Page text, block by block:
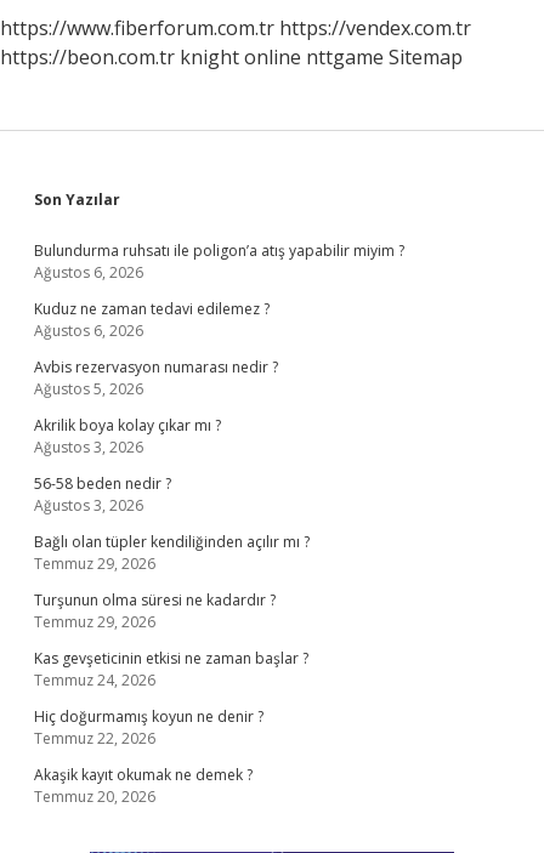
https://www.fiberforum.com.tr https://vendex.com.tr
https://beon.com.tr knight online nttgame Sitemap
Sidebar
Son Yazılar
Bulundurma ruhsatı ile poligon’a atış yapabilir miyim ?
Ağustos 6, 2026
Kuduz ne zaman tedavi edilemez ?
Ağustos 6, 2026
Avbis rezervasyon numarası nedir ?
Ağustos 5, 2026
Akrilik boya kolay çıkar mı ?
Ağustos 3, 2026
56-58 beden nedir ?
Ağustos 3, 2026
Bağlı olan tüpler kendiliğinden açılır mı ?
Temmuz 29, 2026
Turşunun olma süresi ne kadardır ?
Temmuz 29, 2026
Kas gevşeticinin etkisi ne zaman başlar ?
Temmuz 24, 2026
Hiç doğurmamış koyun ne denir ?
Temmuz 22, 2026
Akaşik kayıt okumak ne demek ?
Temmuz 20, 2026